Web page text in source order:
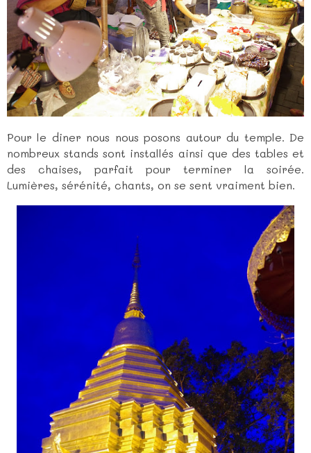
Pour le diner nous nous posons autour du temple. De
nombreux stands sont installés ainsi que des tables et
des chaises, parfait pour terminer la soirée.
Lumières, sérénité, chants, on se sent vraiment bien.